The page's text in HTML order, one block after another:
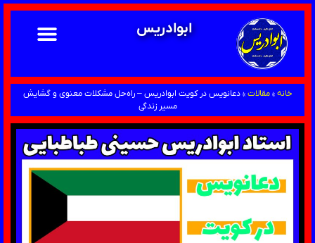
ابوادریس
خانه»مقالات»دعانویس در کویت ابوادریس – راه‌حل مشکلات معنوی و گشایش
مسیر زندگی